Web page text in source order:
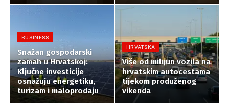
BUSINESS
Snažan gospodarski
zamah u Hrvatskoj:
Ključne investicije
osnažuju energetiku,
turizam i maloprodaju
HRVATSKA
Više od milijun vozila na
hrvatskim autocestama
tijekom produženog
vikenda